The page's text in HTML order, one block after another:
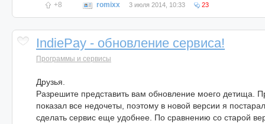
+8 romixx 3 июля 2014, 10:33 23
IndiePay - обновление сервиса!
Программы и сервисы
Друзья.
Разрешите представить вам обновление моего детища.
показал все недочеты, поэтому в новой версии я
сделать сервис еще удобнее. По сравнению со старой